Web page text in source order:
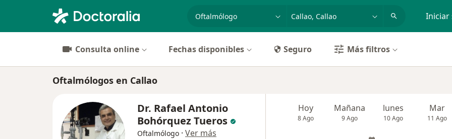
especialidad, enfermedad o nombre Iniciar
Consulta online Fechas disponibles Seguro Más filtros
Oftalmólogos en Callao
Dr. Rafael Antonio
Bohórquez Tueros
Oftalmólogo · Ver más
Hoy
8 Ago
Mañana
9 Ago
lunes
10 Ago
Mar
11 Ago